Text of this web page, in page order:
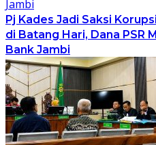
Pj Kades Jadi Saksi
di Batang Hari, Dana PSR
Bank Jambi